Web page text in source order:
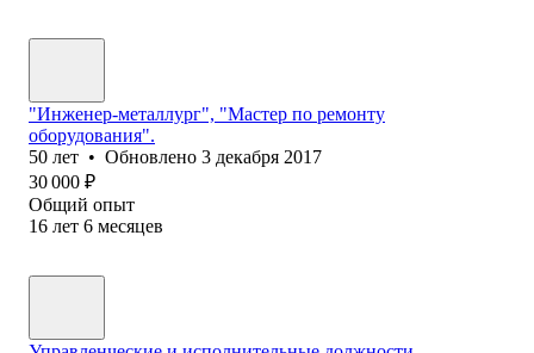
"Инженер-металлург", "Мастер по ремонту
оборудования".
50 лет • Обновлено 3 декабря 2017
30 000 ₽
Общий опыт
16 лет 6 месяцев